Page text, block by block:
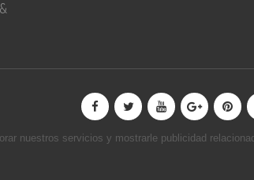
nuestros servicios y mostrarle publicidad